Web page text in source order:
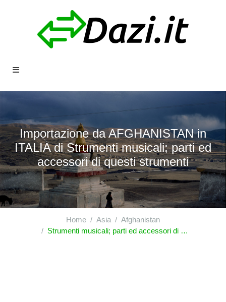
Importazione da AFGHANISTAN in
ITALIA di Strumenti musicali; parti ed
accessori di questi strumenti
Home Asia
Afghanistan
Strumenti musicali; parti ed accessori di questi strumenti